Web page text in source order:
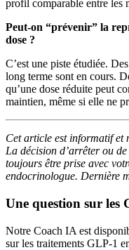
profil comparable entre les
Peut-on “prévenir” la
dose ?
C’est une piste étudiée.
long terme sont en cours.
qu’une dose réduite peut
maintien, même si elle ne
Cet article est informatif et
La décision d’arrêter ou
toujours être prise avec
endocrinologue. Dernière
Une question sur les
Notre Coach IA est
sur les traitements GLP-1